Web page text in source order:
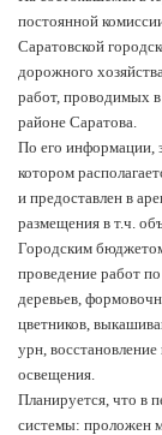
постоянной
Саратовской
дорожного
работ, проводимых
районе Саратова.
По его информации,
котором
и предоставлен в
размещения в т.ч.
Городским
проведение работ
деревьев,
цветников,
урн,
освещения.
Планируется, что в
системы: проложен